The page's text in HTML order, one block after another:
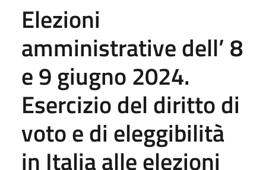
Elezioni
amministrative dell’ 8
e 9 giugno 2024.
Esercizio del diritto di
voto e di eleggibilità
in Italia alle elezioni